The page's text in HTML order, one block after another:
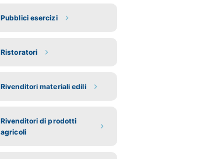
Pubblici esercizi
Ristoratori
Rivenditori materiali edili
Rivenditori di prodotti
agricoli